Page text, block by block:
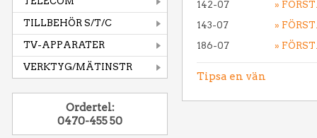
TILLBEHÖR S/T/C
TV-APPARATER
VERKTYG/MÄTINSTR
Ordertel:
0470-455 50
142-07
»
143-07
»
186-07
»
Tipsa en vän